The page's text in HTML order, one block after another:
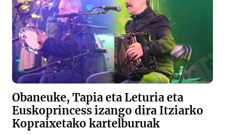
Obaneuke, Tapia eta Leturia eta
Euskoprincess izango dira Itziarko
Kopraixetako kartelburuak